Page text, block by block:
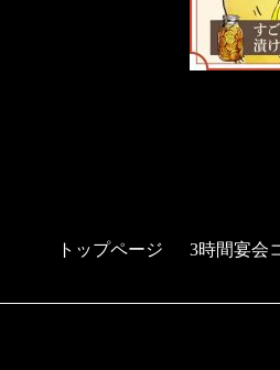
トップページ 3時間宴会